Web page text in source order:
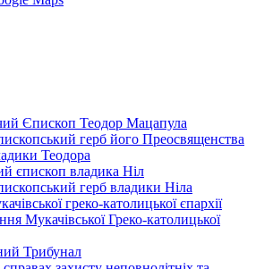
Єпископ Теодор Мацапула
герб його Преосвященства
Теодора
єпископ владика Ніл
герб владики Ніла
греко-католицької єпархії
Мукачівської Греко-католицької
Трибунал